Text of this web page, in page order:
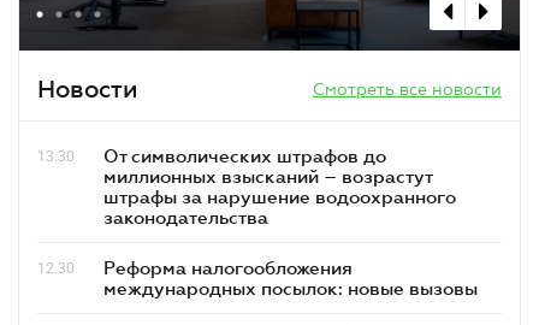
Новости Смотреть все новости
13.30
От символических штрафов до
миллионных взысканий – возрастут
штрафы за нарушение водоохранного
законодательства
12.30
Реформа налогообложения
международных посылок: новые вызовы